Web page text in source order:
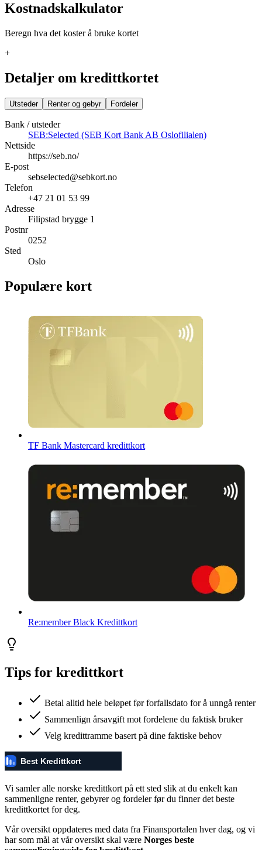
Kostnadskalkulator
Beregn hva det koster å bruke kortet
+
Detaljer om kredittkortet
Utsteder Renter og gebyr Fordeler
Bank / utsteder
SEB:Selected (SEB Kort Bank AB Oslofilialen)
Nettside
https://seb.no/
E-post
sebselected@sebkort.no
Telefon
+47 21 01 53 99
Adresse
Filipstad brygge 1
Postnr
0252
Sted
Oslo
Populære kort
TF Bank Mastercard kredittkort
Re:member Black Kredittkort
Tips for kredittkort
Betal alltid hele beløpet før forfallsdato for å unngå renter
Sammenlign årsavgift mot fordelene du faktisk bruker
Velg kredittramme basert på dine faktiske behov
Vi samler alle norske kredittkort på ett sted slik at du enkelt kan
sammenligne renter, gebyrer og fordeler før du finner det beste
kredittkortet for deg.
Vår oversikt oppdateres med data fra Finansportalen hver dag, og vi
har som mål at vår oversikt skal være Norges beste